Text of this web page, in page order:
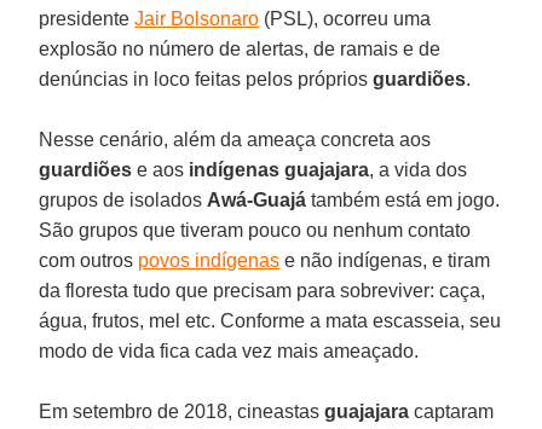
presidenteJair Bolsonaro (PSL), ocorreu uma
explosão no número de alertas, de ramais e de
denúncias in loco feitas pelos própriosguardiões.
Nesse cenário, além da ameaça concreta aos
guardiões e aos indígenas guajajara, a vida dos
grupos de isolados Awá-Guajá também está em jogo.
São grupos que tiveram pouco ou nenhum contato
com outros povos indígenas e não indígenas, e tiram
da floresta tudo que precisam para sobreviver: caça,
água, frutos, mel etc. Conforme a mata escasseia, seu
modo de vida fica cada vez mais ameaçado.
Em setembro de 2018, cineastasguajajara captaram